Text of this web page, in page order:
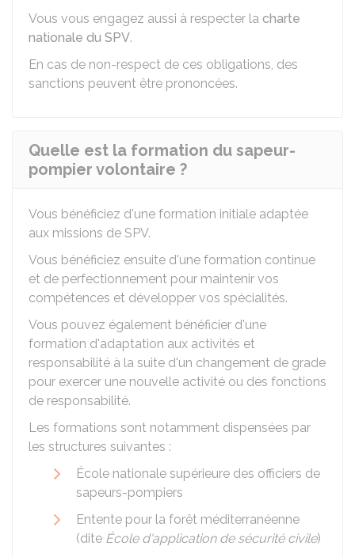
Vous vous engagez aussi à respecter la charte
nationale du SPV.
En cas de non-respect de ces obligations, des
sanctions peuvent être prononcées.
Quelle est la formation du sapeur-
pompier volontaire ?
Vous bénéficiez d'une formation initiale adaptée
aux missions de SPV.
Vous bénéficiez ensuite d'une formation continue
et de perfectionnement pour maintenir vos
compétences et développer vos spécialités.
Vous pouvez également bénéficier d'une
formation d'adaptation aux activités et
responsabilité à la suite d'un changement de grade
pour exercer une nouvelle activité ou des fonctions
de responsabilité.
Les formations sont notamment dispensées par
les structures suivantes :
École nationale supérieure des officiers de
sapeurs-pompiers
Entente pour la forêt méditerranéenne
(dite École d'application de sécurité civile)